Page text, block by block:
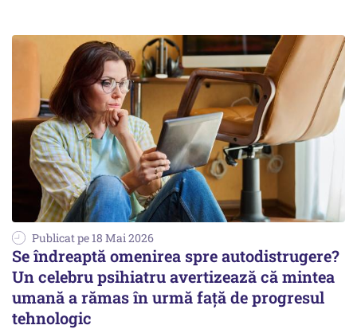
Publicat pe 18 Mai 2026
Se îndreaptă omenirea spre autodistrugere?
Un celebru psihiatru avertizează că mintea
umană a rămas în urmă față de progresul
tehnologic